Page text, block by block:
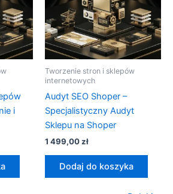
i
Tworzenie stron i sklepów
internetowych
Audyt SEO Shoper –
Specjalistyczny Audyt
Sklepu na Shoper
1 499,00zł
Dodaj do koszyka